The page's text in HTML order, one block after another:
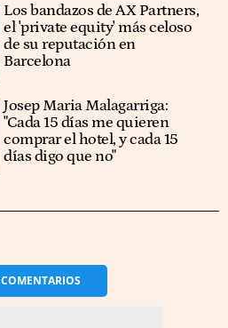
Los bandazos de AX Partners,
el 'private equity' más celoso
de su reputación en
Barcelona
​​Josep Maria Malagarriga:
"Cada 15 días me quieren
comprar el hotel, y cada 15
días digo que no"
COMENTARIOS